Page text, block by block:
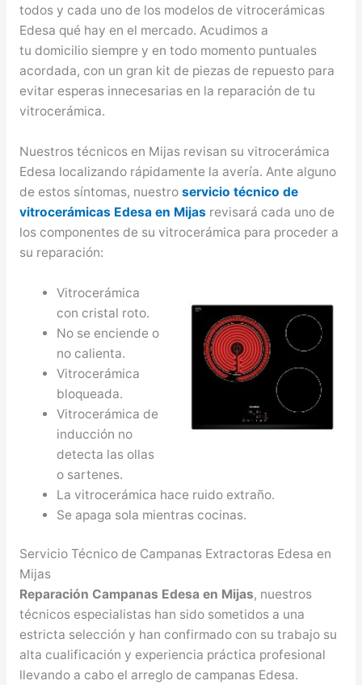
todos y cada uno de los modelos de vitrocerámicas
Edesa qué hay en el mercado. Acudimos a
tu domicilio siempre y en todo momento puntuales
acordada, con un gran kit de piezas de repuesto para
evitar esperas innecesarias en la reparación de tu
vitrocerámica.
Nuestros técnicos en Mijas revisan su vitrocerámica
Edesa localizando rápidamente la avería. Ante alguno
de estos síntomas, nuestro servicio técnico de
vitrocerámicas Edesa en Mijasrevisará cada uno de
los componentes de su vitrocerámica para proceder a
su reparación:
Vitrocerámica
con cristal roto.
No se enciende o
no calienta.
Vitrocerámica
bloqueada.
Vitrocerámica de
inducción no
detecta las ollas
o sartenes.
La vitrocerámica hace ruido extraño.
Se apaga sola mientras cocinas.
Servicio Técnico de Campanas Extractoras Edesa en
Mijas
Reparación Campanas Edesa en Mijas, nuestros
técnicos especialistas han sido sometidos a una
estricta selección y han confirmado con su trabajo su
alta cualificación y experiencia práctica profesional
llevando a cabo el arreglo de campanas Edesa.